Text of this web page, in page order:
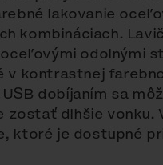
lakovanie
kombináciach.
odolnými
v kontrastnej
dobíjaním sa
zostať dlhšie vonku.
ktoré je dostupné